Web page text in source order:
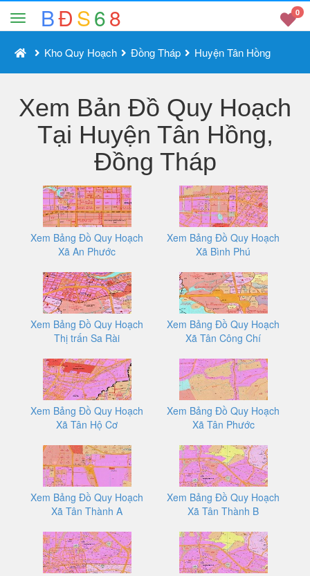
BĐS68 0
Kho Quy Hoạch Đồng Tháp Huyện Tân Hồng
Xem Bản Đồ Quy Hoạch
Tại Huyện Tân Hồng,
Đồng Tháp
Xem Bảng Đồ Quy Hoạch
Xã An Phước
Xem Bảng Đồ Quy Hoạch
Xã Bình Phú
Xem Bảng Đồ Quy Hoạch
Thị trấn Sa Rài
Xem Bảng Đồ Quy Hoạch
Xã Tân Công Chí
Xem Bảng Đồ Quy Hoạch
Xã Tân Hộ Cơ
Xem Bảng Đồ Quy Hoạch
Xã Tân Phước
Xem Bảng Đồ Quy Hoạch
Xã Tân Thành A
Xem Bảng Đồ Quy Hoạch
Xã Tân Thành B